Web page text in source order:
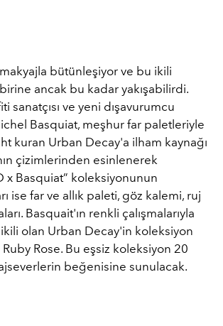
bütünleşiyor ve bu ikili
ancak bu kadar yakışabilirdi.
sanatçısı ve yeni dışavurumcu
Basquiat, meşhur far paletleriyle
kuran Urban Decay'a ilham kaynağı
çizimlerinden esinlenerek
x Basquiat” koleksiyonunun
ise far ve allık paleti, göz kalemi, ruj
Basquait'ın renkli çalışmalarıyla
olan Urban Decay'in koleksiyon
Rose. Bu eşsiz koleksiyon 20
beğenisine sunulacak.